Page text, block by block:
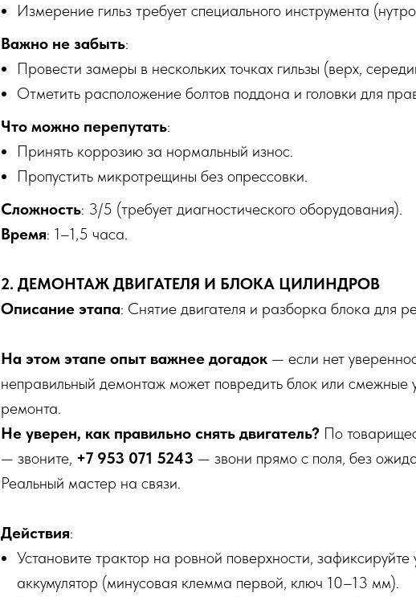
Измерение гильз требует специального инструмента
Важно не забыть:
Провести замеры в нескольких точках гильзы (верх,
Отметить расположение болтов поддона и головки для
Что можно перепутать:
Принять коррозию за нормальный износ.
Пропустить микротрещины без опрессовки.
Сложность: 3/5 (требует диагностического оборудования).
Время: 1–1,5 часа.
2. ДЕМОНТАЖ ДВИГАТЕЛЯ И БЛОКА ЦИЛИНДРОВ
Описание этапа: Снятие двигателя и разборка блока для
На этом этапе опыт важнее догадок — если нет
неправильный демонтаж может повредить блок или смежные
ремонта.
Не уверен, как правильно снять двигатель? По
— звоните, +7 953 071 5243 — звони прямо с поля, без
Реальный мастер на связи.
Действия:
Установите трактор на ровной поверхности,
аккумулятор (минусовая клемма первой, ключ 10–13 мм).